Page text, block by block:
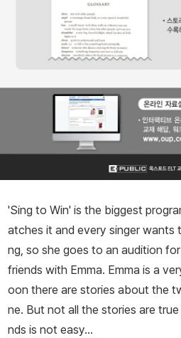
'Sing to Win' is the biggest
atches it and every singer wants
ng, so she goes to an audition
friends with Emma. Emma is a
oon there are stories about the
ne. But not all the stories are
nds is not easy...